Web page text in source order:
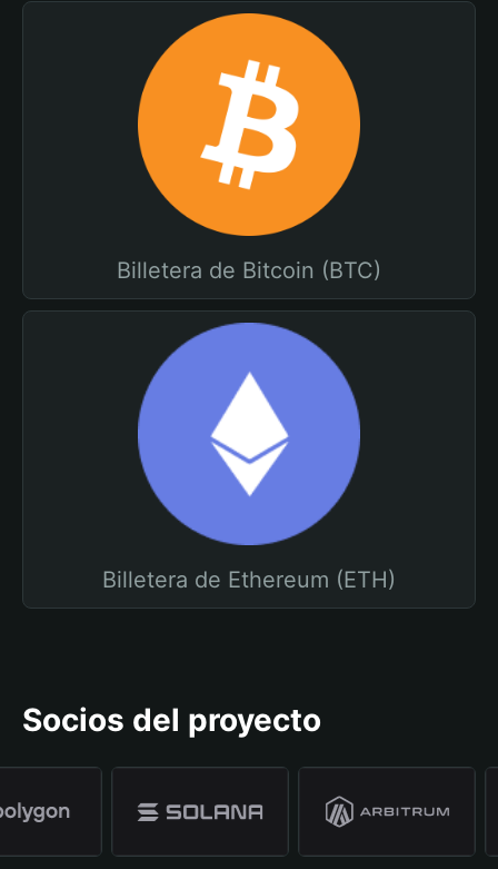
Billetera de Bitcoin (BTC)
Billetera de Ethereum (ETH)
Socios del proyecto